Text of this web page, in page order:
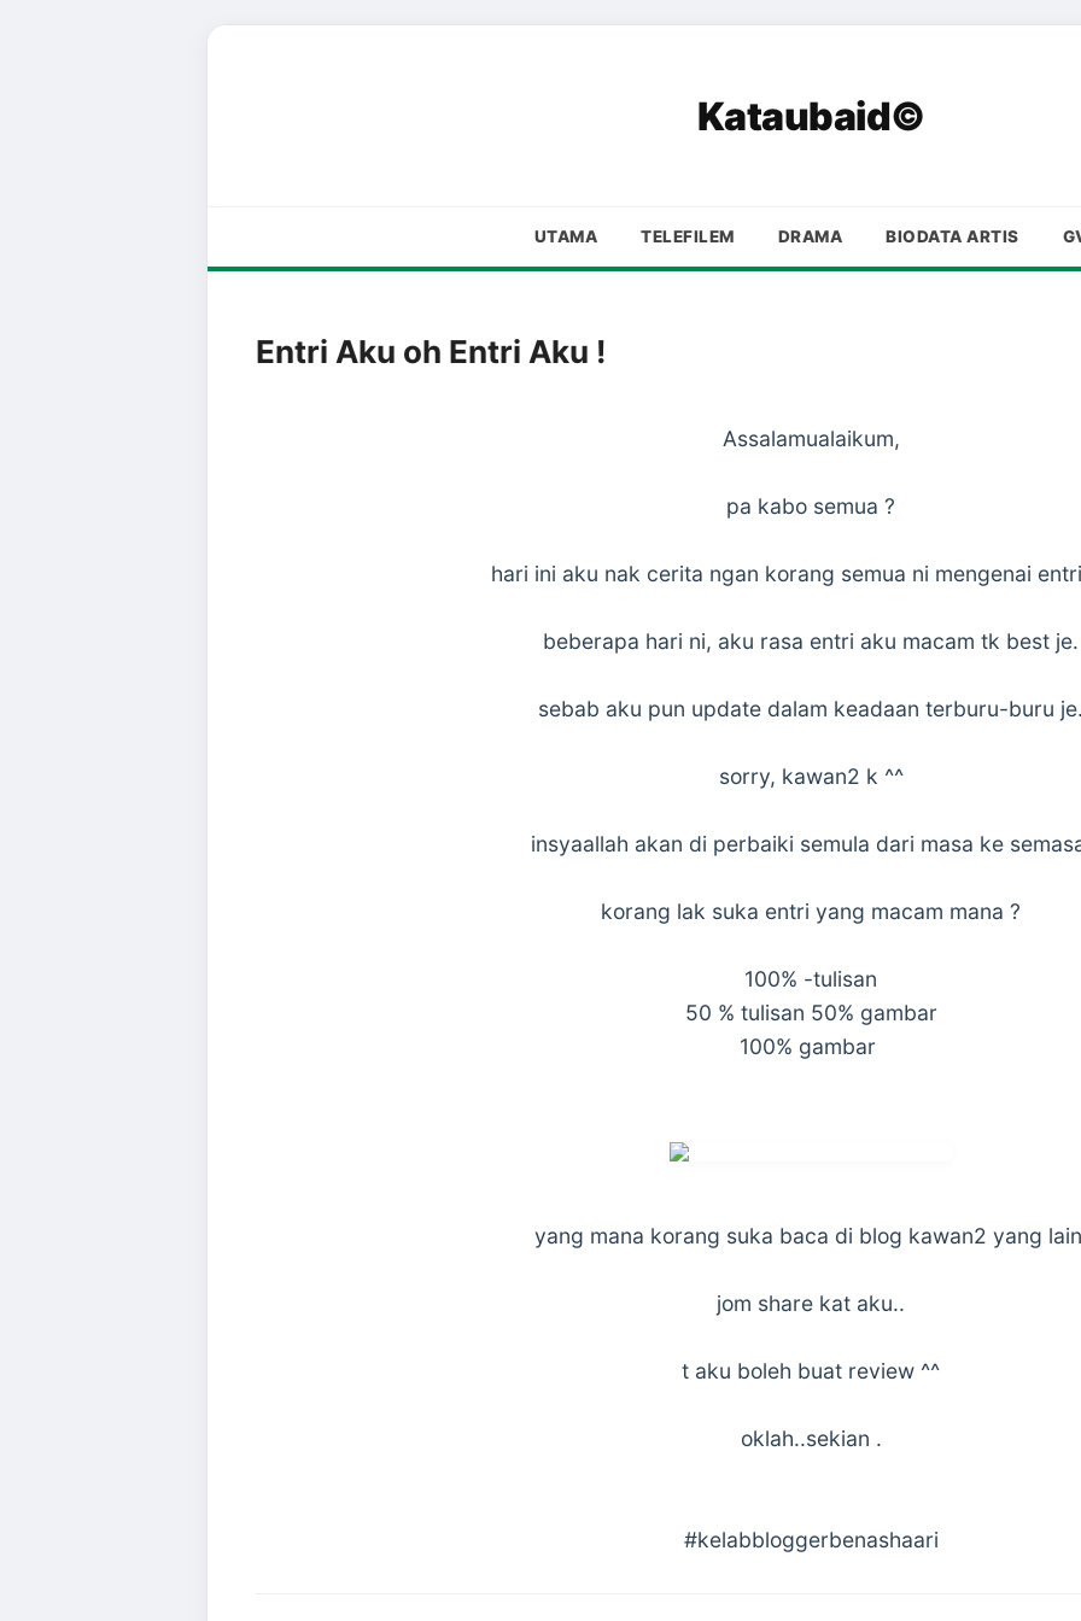
Kataubaid©
UTAMA TELEFILEM DRAMA BIODATA ARTIS
Entri Aku oh Entri Aku !
Assalamualaikum,
pa kabo semua ?
hari ini aku nak cerita ngan korang semua ni mengenai
beberapa hari ni, aku rasa entri aku macam tk best je.
sebab aku pun update dalam keadaan terburu-buru
sorry, kawan2 k ^^
insyaallah akan di perbaiki semula dari masa ke
korang lak suka entri yang macam mana ?
100% -tulisan
50 % tulisan 50% gambar
100% gambar
yang mana korang suka baca di blog kawan2 yang
jom share kat aku..
t aku boleh buat review ^^
oklah..sekian .
#kelabbloggerbenashaari